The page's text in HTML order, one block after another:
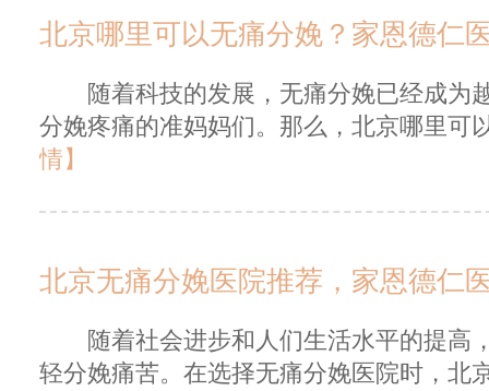
北京哪里可以无痛分娩？家恩德仁
随着科技的发展，无痛分娩已经成为
分娩疼痛的准妈妈们。那么，北京哪里可
情】
北京无痛分娩医院推荐，家恩德仁
随着社会进步和人们生活水平的提高
轻分娩痛苦。在选择无痛分娩医院时，北